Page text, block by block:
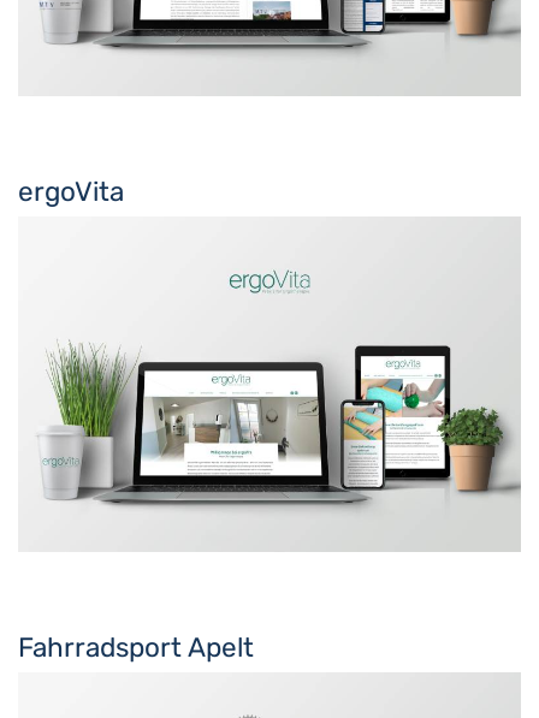
ergoVita
Fahrradsport Apelt